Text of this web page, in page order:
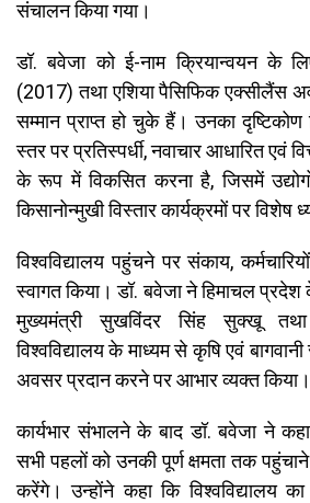
संचालन किया गया।
डॉ. बवेजा को ई-नाम क्रियान्वयन के
(2017) तथा एशिया पैसिफिक एक्सीलैंस
सम्मान प्राप्त हो चुके हैं। उनका दृष्टिकोण
स्तर पर प्रतिस्पर्धी, नवाचार आधारित एवं
के रूप में विकसित करना है, जिसमें
किसानोन्मुखी विस्तार कार्यक्रमों पर विशेष
विश्वविद्यालय पहुंचने पर संकाय,
स्वागत किया। डॉ. बवेजा ने हिमाचल प्रदेश
मुख्यमंत्री सुखविंदर सिंह सुक्खू
विश्वविद्यालय के माध्यम से कृषि एवं
अवसर प्रदान करने पर आभार व्यक्त किया।
कार्यभार संभालने के बाद डॉ. बवेजा ने
सभी पहलों को उनकी पूर्ण क्षमता तक
करेंगे। उन्होंने कहा कि विश्वविद्यालय